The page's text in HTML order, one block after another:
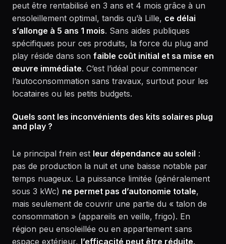
peut être rentabilisé en 3 ans et 4 mois grâce à un
ensoleillement optimal, tandis qu’à Lille, ce délai
s’allonge à 5 ans 1 mois. Sans aides publiques
spécifiques pour ces produits, la force du plug and
play réside dans son faible coût initial et sa mise en
œuvre immédiate. C’est l’idéal pour commencer
l’autoconsommation sans travaux, surtout pour les
locataires ou les petits budgets.
Quels sont les inconvénients des kits solaires plug
and play ?
Le principal frein est leur dépendance au soleil :
pas de production la nuit et une baisse notable par
temps nuageux. La puissance limitée (généralement
sous 3 kWc) ne permet pas d’autonomie totale,
mais seulement de couvrir une partie du « talon de
consommation » (appareils en veille, frigo). En
région peu ensoleillée ou en appartement sans
espace extérieur, l’efficacité peut être réduite.